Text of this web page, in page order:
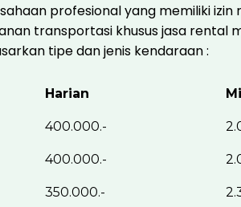
profesional yang memiliki
transportasi khusus jasa
tipe dan jenis kendaraan :
Harian
400.000.-
400.000.-
350.000.-